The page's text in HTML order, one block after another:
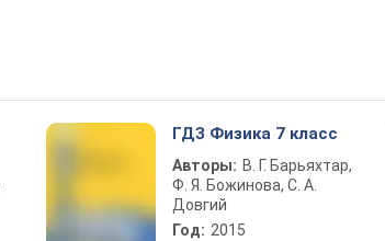
ГДЗ Физика 7 класс
Авторы: В. Г. Барьяхтар,
Ф. Я. Божинова, С. А.
Довгий
Год: 2015